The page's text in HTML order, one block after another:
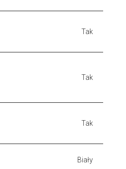
Tak
Tak
Tak
Biały